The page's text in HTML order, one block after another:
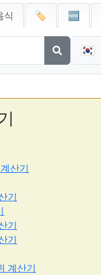
식 🏷️ 🆕
🇰🇷
산기
기
기
기
계산기